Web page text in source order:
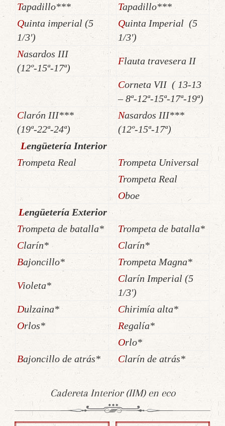
Tapadillo***
Tapadillo***
Quinta imperial (5
1/3′)
Quinta Imperial (5
1/3′)
Nasardos III
(12º-15ª-17ª)
Flauta travesera II
Corneta VII ( 13-13
– 8ª-12ª-15ª-17ª-19ª)
Clarón III***
(19ª-22ª-24ª)
Nasardos III***
(12º-15ª-17ª)
Lengüetería Interior
Trompeta Real
Trompeta Universal
Trompeta Real
Oboe
Lengüetería Exterior
Trompeta de batalla*
Trompeta de batalla*
Clarín*
Clarín*
Bajoncillo*
Trompeta Magna*
Violeta*
Clarín Imperial (5
1/3′)
Dulzaina*
Chirimía alta*
Orlos*
Regalía*
Orlo*
Bajoncillo de atrás*
Clarín de atrás*
Cadereta Interior (IIM) en eco